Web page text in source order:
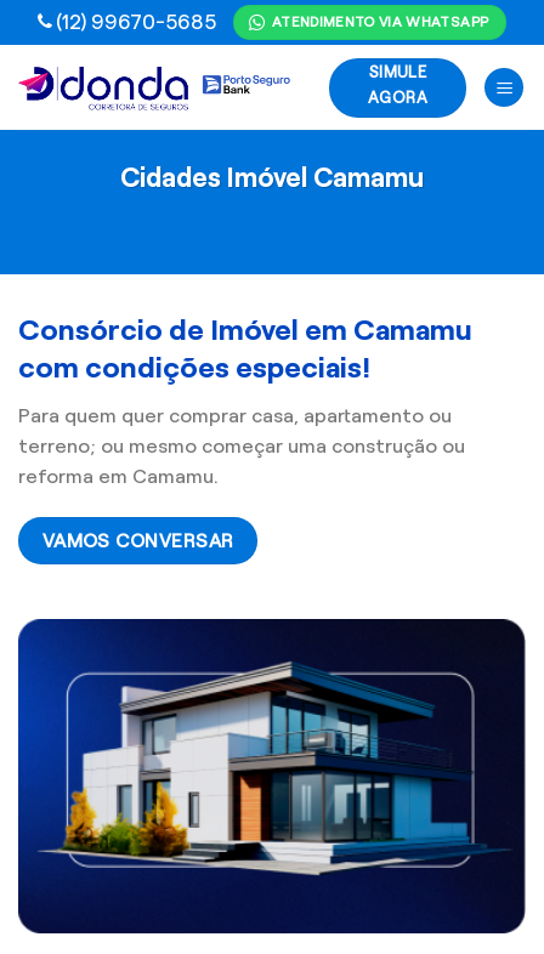
Skip
to
content
(12) 99670-5685 ATENDIMENTO VIA WHATSAPP
SIMULE
AGORA
Cidades Imóvel Camamu
Consórcio de Imóvel em Camamu
com condições especiais!
Para quem quer comprar casa, apartamento ou
terreno; ou mesmo começar uma construção ou
reforma em Camamu.
VAMOS CONVERSAR